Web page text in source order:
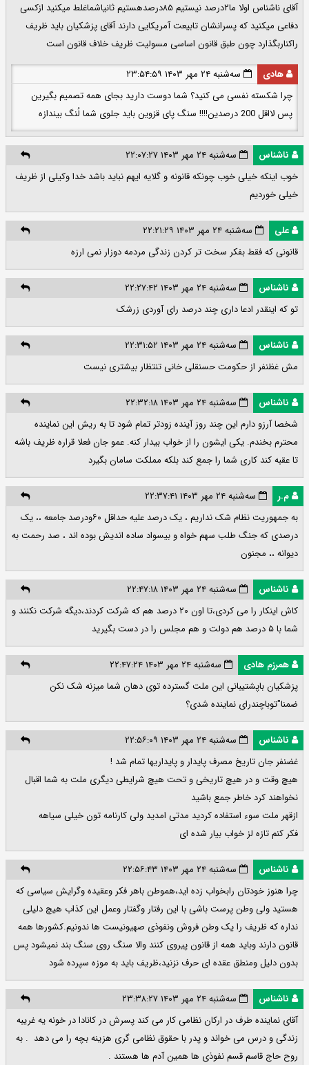
آقای ناشناس اولا ما۲درصد نیستیم ۸۵درصدهستیم ثانیاشماغلط میکنید ازکسی
دفاعی میکنید که پسرانشان تابیعت آمریکایی دارند آقای پزشکیان باید ظریف
راکناربگذارد چون طبق قانون اساسی مسولیت ظریف خلاف قانون است
هادی
سه‌شنبه ۲۴ مهر ۱۴۰۳ ۲۳:۵۴:۵۹
چرا شکسته نفسی می کنید؟ شما دوست دارید بجای همه تصمیم بگیرین
پس لااقل 200 درصدین!!!! سنگ پای قزوین باید جلوی شما لُنگ بیندازه
ناشناس
سه‌شنبه ۲۴ مهر ۱۴۰۳ ۲۲:۰۷:۲۷
خوب اینکه خیلی خوب چونکه قانونه و گلایه ایهم نباید باشد خدا وکیلی از ظریف
خیلی خوردیم
علی
سه‌شنبه ۲۴ مهر ۱۴۰۳ ۲۲:۲۱:۲۹
قانونی که فقط بفکر سخت تر کردن زندگی مردمه دوزار نمی ارزه
ناشناس
سه‌شنبه ۲۴ مهر ۱۴۰۳ ۲۲:۲۷:۴۲
تو که اینقدر ادعا داری چند درصد رای آوردی زرشک
ناشناس
سه‌شنبه ۲۴ مهر ۱۴۰۳ ۲۲:۳۱:۵۲
مش غظنفر از حکومت حسنقلی خانی تنتظار بیشتری نیست
ناشناس
سه‌شنبه ۲۴ مهر ۱۴۰۳ ۲۲:۳۲:۱۸
شخصا آرزو دارم این چند روز آینده زودتر تمام شود تا به ریش این نماینده
محترم بخندم. یکی ایشون را از خواب بیدار کنه. عمو جان فعلا قراره ظریف باشه
تا عقبه کند کاری شما را جمع کند بلکه مملکت سامان بگیرد
م.ر
سه‌شنبه ۲۴ مهر ۱۴۰۳ ۲۲:۳۷:۴۱
به جمهوریت نظام شک نداریم ، یک درصد علیه حداقل ۶۰ودرصد جامعه ،، یک
درصدی که جنگ طلب سهم خواه و بیسواد ساده اندیش بوده اند ، صد رحمت به
دیوانه ،، مجنون
ناشناس
سه‌شنبه ۲۴ مهر ۱۴۰۳ ۲۲:۴۷:۱۸
کاش اینکار را می کردی،تا اون ۲۰ درصد هم که شرکت کردند،دیگه شرکت نکنند و
شما با ۵ درصد هم دولت و هم مجلس را در دست بگیرید
همرزم هادی
سه‌شنبه ۲۴ مهر ۱۴۰۳ ۲۲:۴۷:۲۴
پزشکیان باپشتیبانی این ملت گسترده توی دهان شما میزنه شک نکن
ضمنا"توباچندرای نماینده شدی؟
ناشناس
سه‌شنبه ۲۴ مهر ۱۴۰۳ ۲۲:۵۶:۰۹
غضنفر جان تاریخ مصرف پایدار و پایداریها تمام شد !
هیچ وقت و در هیچ تاریخی و تحت هیچ شرایطی دیگری ملت به شما اقبال
نخواهند کرد خاطر جمع باشید
ازقهر ملت سوء استفاده کردید مدتی امدید ولی کارنامه تون خیلی سیاهه
فکر کنم تازه لز خواب بیار شده ای
ناشناس
سه‌شنبه ۲۴ مهر ۱۴۰۳ ۲۲:۵۶:۴۳
چرا هنوز خودتان رابخواب زده اید،هموطن باهر فکر وعقیده وگرایش سیاسی که
هستید ولی وطن پرست باشی با این رفتار وگفتار وعمل این کذاب هیچ دلیلی
نداره که ظریف را یک وطن فروش ونفوذی صهیونیست ها ندونیم.کشورها همه
قانون دارند وباید همه از قانون پیروی کنند والا سنگ روی سنگ بند نمیشود پس
بدون دلیل ومنطق عقده ای حرف نزنید،ظریف باید به موزه سپرده شود
ناشناس
سه‌شنبه ۲۴ مهر ۱۴۰۳ ۲۳:۳۸:۲۷
آقای نماینده طرف در ارکان نظامی کار می کند پسرش در کانادا در خونه یه غریبه
زندگی و درس می خواند و پدر با حقوق نظامی گری هزینه بچه را می دهد ‌‌ . به
روح حاج قاسم قسم نفوذی ها همین آدم ها هستند .